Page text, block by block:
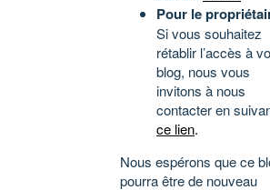
Pour le
Si vous souhaitez
rétablir l’accès à
blog, nous vous
invitons à nous
contacter en
ce lien.
Nous espérons que ce
pourra être de nouveau